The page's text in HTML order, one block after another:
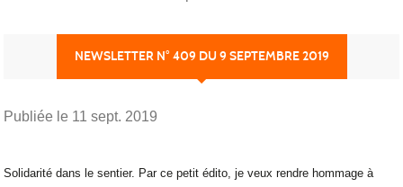
NEWSLETTER N° 409 DU 9 SEPTEMBRE 2019
Publiée le 11 sept. 2019
Solidarité dans le sentier. Par ce petit édito, je veux rendre hommage à